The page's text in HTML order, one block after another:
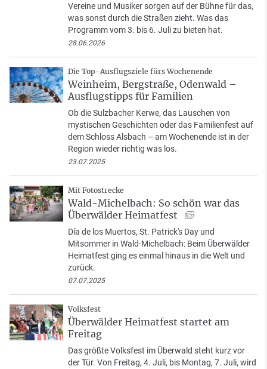
Vereine und Musiker sorgen auf der Bühne für das,
was sonst durch die Straßen zieht. Was das
Programm vom 3. bis 6. Juli zu bieten hat.
28.06.2026
Die Top-Ausflugsziele fürs Wochenende
Weinheim, Bergstraße, Odenwald –
Ausflugstipps für Familien
Ob die Sulzbacher Kerwe, das Lauschen von
mystischen Geschichten oder das Familienfest auf
dem Schloss Alsbach – am Wochenende ist in der
Region wieder richtig was los.
23.07.2025
Mit Fotostrecke
Wald-Michelbach: So schön war das
Überwälder Heimatfest
Día de los Muertos, St. Patrick's Day und
Mitsommer in Wald-Michelbach: Beim Überwälder
Heimatfest ging es einmal hinaus in die Welt und
zurück.
07.07.2025
Volksfest
Überwälder Heimatfest startet am
Freitag
Das größte Volksfest im Überwald steht kurz vor
der Tür. Von Freitag, 4. Juli, bis Montag, 7. Juli, wird